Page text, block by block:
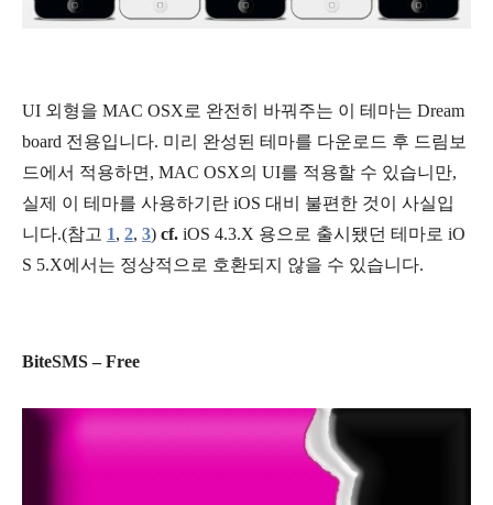
UI 외형을 MAC OSX로 완전히 바꿔주는 이 테마는 Dream
board 전용입니다. 미리 완성된 테마를 다운로드 후 드림보
드에서 적용하면, MAC OSX의 UI를 적용할 수 있습니만,
실제 이 테마를 사용하기란 iOS 대비 불편한 것이 사실입
니다.(참고 1, 2, 3) cf. iOS 4.3.X 용으로 출시됐던 테마로 iO
S 5.X에서는 정상적으로 호환되지 않을 수 있습니다.
BiteSMS – Free